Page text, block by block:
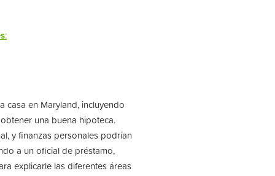
:
casa en Maryland, incluyendo
una buena hipoteca.
y finanzas personales podrían
a un oficial de préstamo,
explicarle las diferentes áreas